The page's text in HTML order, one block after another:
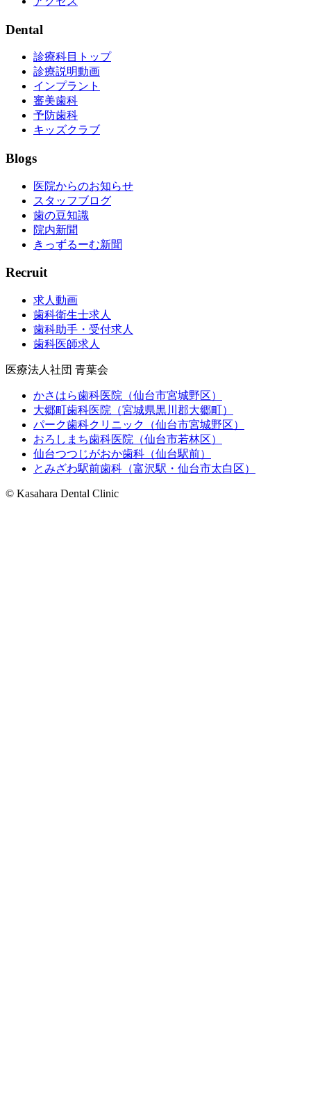
Dental
診療科目トップ
診療説明動画
インプラント
審美歯科
予防歯科
キッズクラブ
Blogs
医院からのお知らせ
スタッフブログ
歯の豆知識
院内新聞
きっずるーむ新聞
Recruit
求人動画
歯科衛生士求人
歯科助手・受付求人
歯科医師求人
医療法人社団 青葉会
かさはら歯科医院（仙台市宮城野区）
大郷町歯科医院（宮城県黒川郡大郷町）
パーク歯科クリニック（仙台市宮城野区）
おろしまち歯科医院（仙台市若林区）
仙台つつじがおか歯科（仙台駅前）
とみざわ駅前歯科（富沢駅・仙台市太白区）
© Kasahara Dental Clinic